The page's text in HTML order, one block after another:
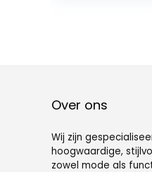
Over ons
Wij zijn
hoogwaardige,
zowel mode als